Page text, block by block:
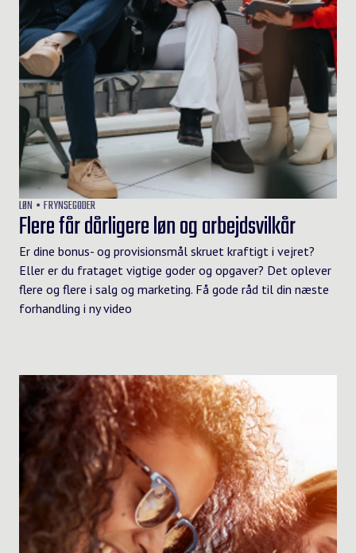
LØN FRYNSEGODER
Flere får dårligere løn og arbejdsvilkår
Er dine bonus- og provisionsmål skruet kraftigt i vejret?
Eller er du frataget vigtige goder og opgaver? Det oplever
flere og flere i salg og marketing. Få gode råd til din næste
forhandling i ny video